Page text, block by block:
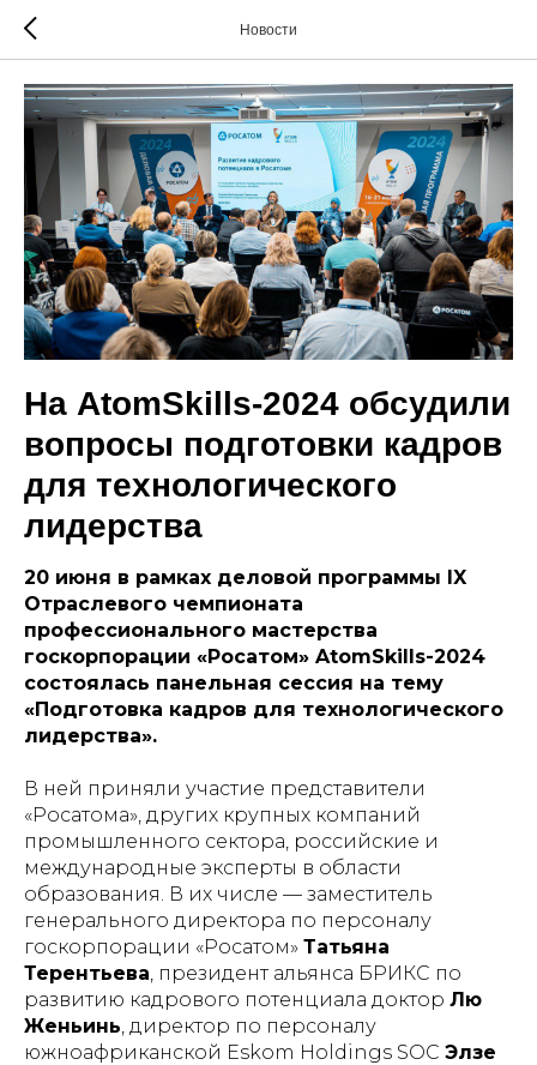
Новости
На AtomSkills-2024 обсудили
вопросы подготовки кадров
для технологического
лидерства
20 июня в рамках деловой программы IX
Отраслевого чемпионата
профессионального мастерства
госкорпорации «Росатом» AtomSkills-2024
состоялась панельная сессия на тему
«Подготовка кадров для технологического
лидерства».
В ней приняли участие представители
«Росатома», других крупных компаний
промышленного сектора, российские и
международные эксперты в области
образования. В их числе — заместитель
генерального директора по персоналу
госкорпорации «Росатом» Татьяна
Терентьева , президент альянса БРИКС по
развитию кадрового потенциала доктор Лю
Женьинь , директор по персоналу
южноафриканской Eskom Holdings SOC Элзе